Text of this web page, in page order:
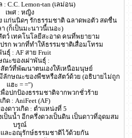
C.C. Lemon-tan (เลม่อน)
เพศ : หญิง
แก่นนิดๆ รักธรรมชาติ ฉลาดพอตัว สดชื่น
า (ก็เป็นมะนาวนี้เนอะ)
ว์ เทคโนโลยีสะอาด คนที่พยายาม
รก พวกที่ทำให้ธรรมชาติเสื่อมโทรม
นธุ์ : AF สาย Fruit
ณะของเผ่าพันธุ์ :
ตว์ที่พัฒนาตนเองให้เหนือมนุษย์
กษณะของพืชหรือสัตว์ด้วย (อธิบายไม่ถูก
แฮะ = =")
อปกป้องธรรมชาติจากพวกชั่วร้าย
กิด : AniFeet (AF)
งดาวเกิด : ตำแหน่งที่ 5
ป็นน้ำ อีกครึ่งดวงเป็นดิน เป็นดาวที่อุดมสม
บรูณ์
ละอณุรักษ์ธรรมชาติไว้ด้วยกัน